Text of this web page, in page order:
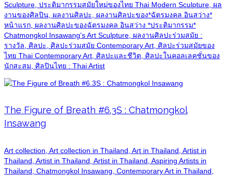
Sculpture, ประติมากรรมสมัยใหม่ของไทย Thai Modern Sculpture, ผล
งานของศิลปิน, ผลงานศิลปะ, ผลงานศิลปะของ*ฉัตรมงคล อินสว่าง*
หน้าแรก, ผลงานศิลปะของฉัตรมงคล อินสว่าง *ประติมากรรม*
Chatmongkol Insawang's Art Sculpture, ผลงานศิลปะร่วมสมัย :
รางวัล, ศิลปะ, ศิลปะร่วมสมัย Contemporary Art, ศิลปะร่วมสมัยของ
ไทย Thai Contemporary Art, ศิลปะและชีวิต, ศิลปะในคอลเลคชั่นของ
นักสะสม, ศิลปินไทย : Thai Artist
The Figure of Breath #6.3S : Chatmongkol
Insawang
Art collection, Art collection in Thailand, Art in Thailand, Artist in
Thailand, Artist in Thailand, Artist in Thailand, Aspiring Artists in
Thailand, Chatmongkol Insawang, Contemporary Art in Thailand,